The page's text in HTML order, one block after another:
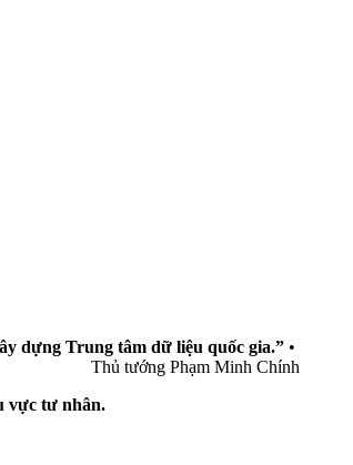
dựng Trung tâm dữ liệu quốc gia.” •
Thủ tướng Phạm Minh Chính
vực tư nhân.